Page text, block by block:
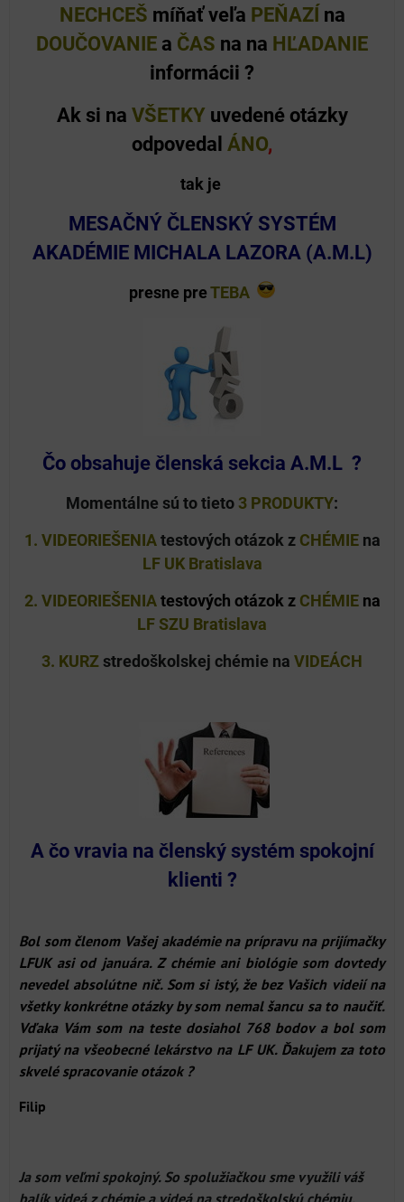
NECHCEŠ míňať veľa PEŇAZÍ na
DOUČOVANIE a ČAS na na HĽADANIE
informácii ?
Ak si na VŠETKY uvedené otázky
odpovedal ÁNO,
tak je
MESAČNÝ ČLENSKÝ SYSTÉM
AKADÉMIE MICHALA LAZORA (A.M.L)
presne preTEBA
Čo obsahuje členská sekcia A.M.L ?
Momentálne sú to tieto 3 PRODUKTY:
1. VIDEORIEŠENIAtestových otázok z CHÉMIEna
LF UK Bratislava
2. VIDEORIEŠENIAtestových otázok zCHÉMIE na
LF SZU Bratislava
3. KURZstredoškolskej chémie na VIDEÁCH
A čo vravia na členský systém spokojní
klienti ?
Bol som členom Vašej akadémie na prípravu na prijímačky
LFUK asi od januára. Z chémie ani biológie som dovtedy
nevedel absolútne nič. Som si istý, že bez Vašich videií na
všetky konkrétne otázky by som nemal šancu sa to naučiť.
Vďaka Vám som na teste dosiahol 768 bodov a bol som
prijatý na všeobecné lekárstvo na LF UK. Ďakujem za toto
skvelé spracovanie otázok ?
Filip
Ja som veľmi spokojný. So spolužiačkou sme využili váš